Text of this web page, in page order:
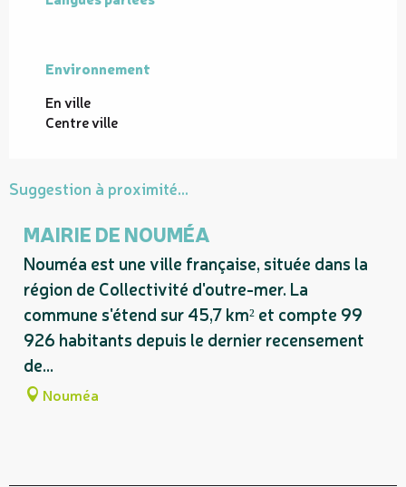
Environnement
Environnement
En ville
Centre ville
Suggestion à proximité...
MAIRIE DE NOUMÉA
Nouméa est une ville française, située dans la
région de Collectivité d'outre-mer. La
commune s'étend sur 45,7 km² et compte 99
926 habitants depuis le dernier recensement
de...
Nouméa